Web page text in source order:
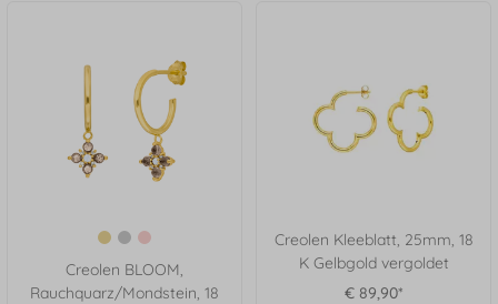
Creolen BLOOM,
Rauchquarz/Mondstein, 18
Creolen Kleeblatt, 25mm, 18
K Gelbgold vergoldet
€ 89,90*